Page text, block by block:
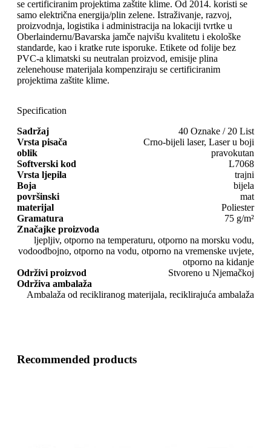
se certificiranim projektima zaštite klime. Od 2014. koristi se
samo električna energija/plin zelene. Istraživanje, razvoj,
proizvodnja, logistika i administracija na lokaciji tvrtke u
Oberlaindernu/Bavarska jamče najvišu kvalitetu i ekološke
standarde, kao i kratke rute isporuke. Etikete od folije bez
PVC-a klimatski su neutralan proizvod, emisije plina
zelenehouse materijala kompenziraju se certificiranim
projektima zaštite klime.
Specification
Sadržaj
40 Oznake / 20 List
Vrsta pisača
Crno-bijeli laser, Laser u boji
oblik
pravokutan
Softverski kod
L7068
Vrsta ljepila
trajni
Boja
bijela
površinski
mat
materijal
Poliester
Gramatura
75 g/m²
Značajke proizvoda
ljepljiv, otporno na temperaturu, otporno na morsku vodu,
vodoodbojno, otporno na vodu, otporno na vremenske uvjete,
otporno na kidanje
Održivi proizvod
Stvoreno u Njemačkoj
Održiva ambalaža
Ambalaža od recikliranog materijala, reciklirajuća ambalaža
Recommended products